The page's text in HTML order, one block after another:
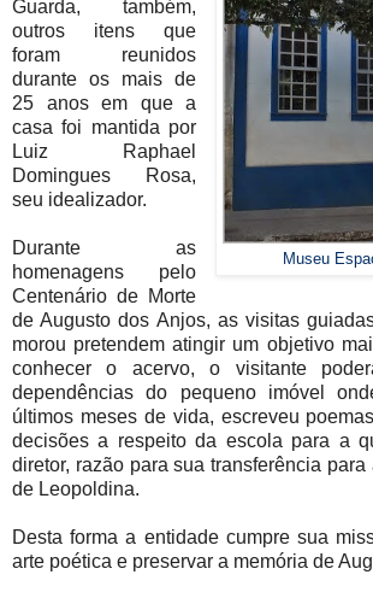
Museu
Guarda, também,
outros itens que
foram reunidos
durante os mais de
25 anos em que a
casa foi mantida por
Luiz Raphael
Domingues Rosa,
seu idealizador.
Durante as
homenagens pelo
Centenário de Morte
de Augusto dos Anjos, as visitas
morou pretendem atingir um objetivo
conhecer o acervo, o visitante
dependências do pequeno imóvel
últimos meses de vida, escreveu
decisões a respeito da escola para a
diretor, razão para sua transferência
de Leopoldina.
Desta forma a entidade cumpre sua
arte poética e preservar a memória de